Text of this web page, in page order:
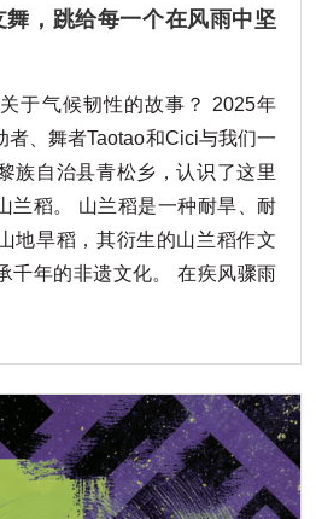
舞，跳给每一个在风雨中坚
于气候韧性的故事？ 2025年
者、舞者Taotao和Cici与我们一
族自治县青松乡，认识了这里
稻。 山兰稻是一种耐旱、耐
地旱稻，其衍生的山兰稻作文
千年的非遗文化。 在疾风骤雨